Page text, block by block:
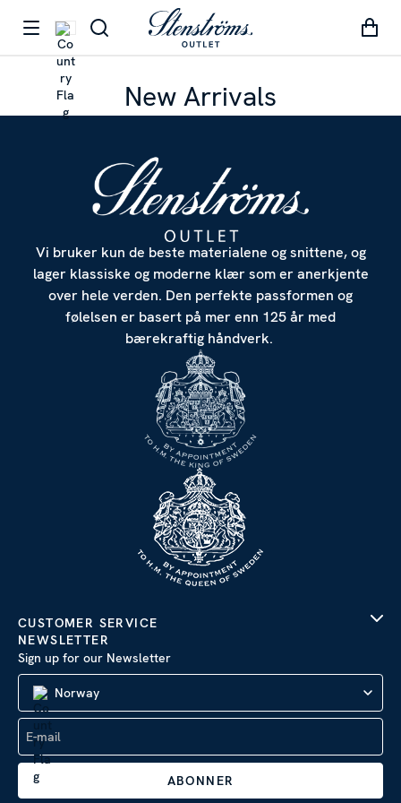
Denne nettsiden anvender cookies
Vi bruker informasjonskapsler for å gi innhold og annonser et
personlig preg, for å levere sosiale mediefunksjoner og for å
analysere trafikken vår. Vi deler dessuten informasjon om
hvordan du bruker nettstedet vårt, med partnerne våre innen
sosiale medier, annonsering og analysearbeid, som kan
kombinere den med annen informasjon du har gjort tilgjengelig
for dem, eller som de har samlet inn gjennom din bruk av
New Arrivals
Vi bruker kun de beste materialene og snittene, og
lager klassiske og moderne klær som er anerkjente
over hele verden. Den perfekte passformen og
følelsen er basert på mer enn 125 år med
bærekraftig håndverk.
CUSTOMER SERVICE
NEWSLETTER
Sign up for our Newsletter
Norway
ABONNER